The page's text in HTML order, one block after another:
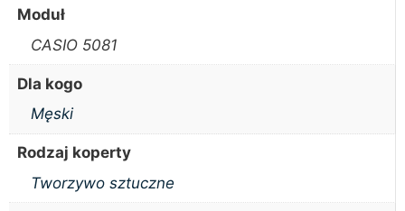
Moduł
CASIO 5081
Dla kogo
Męski
Rodzaj koperty
Tworzywo sztuczne